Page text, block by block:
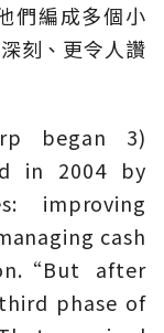
們編成多個小
刻、更令人讚
began 3)
in 2004 by
improving
cash
after
phase of